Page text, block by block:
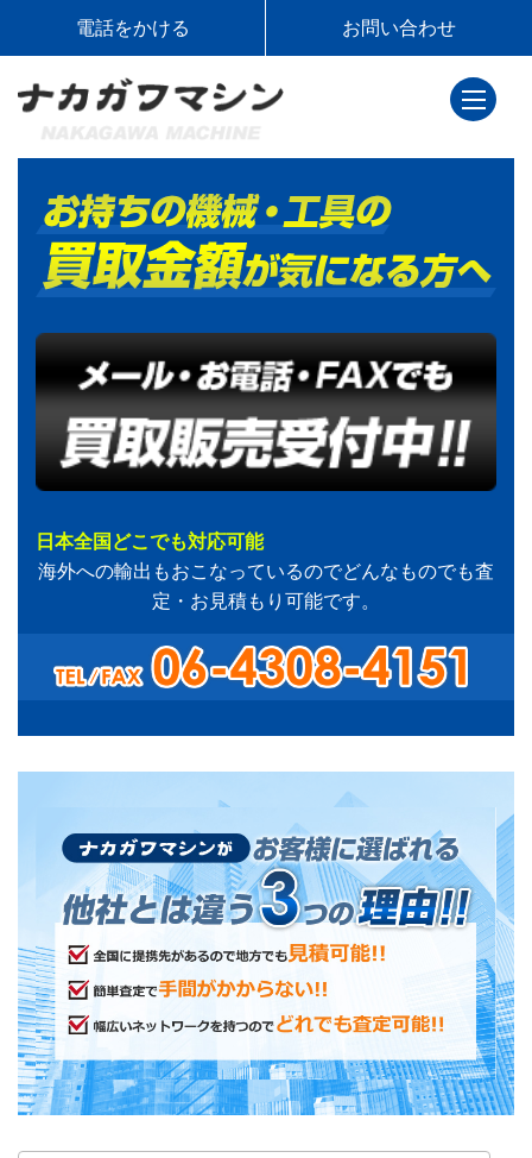
電話をかける お問い合わせ
toggle
日本全国どこでも対応可能
海外への輸出もおこなっているのでどんなものでも査
定・お見積もり可能です。